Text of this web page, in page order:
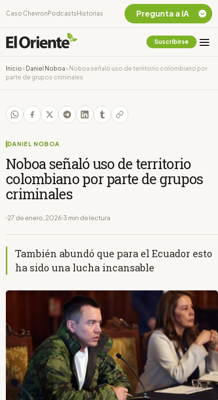
Caso Chevron Podcasts Historias
Suscribirse
Inicio › Daniel Noboa › Noboa señaló uso de territorio colombiano por
parte de grupos criminales
DANIEL NOBOA
Noboa señaló uso de territorio
colombiano por parte de grupos
criminales
27 de enero, 2026 3 min de lectura
También abundó que para el Ecuador esto
ha sido una lucha incansable
Pregunta a IA
Chevron Ecuador